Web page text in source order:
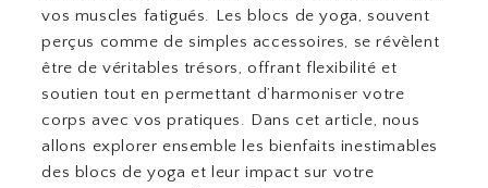
vos muscles fatigués. Les blocs de yoga, souvent
perçus comme de simples accessoires, se révèlent
être de véritables trésors, offrant flexibilité et
soutien tout en permettant d’harmoniser votre
corps avec vos pratiques. Dans cet article, nous
allons explorer ensemble les bienfaits inestimables
des blocs de yoga et leur impact sur votre